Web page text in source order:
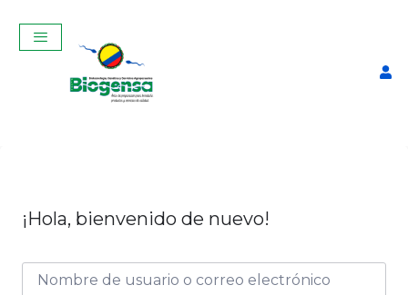
¡Hola, bienvenido de nuevo!
Curso de Introducción a la